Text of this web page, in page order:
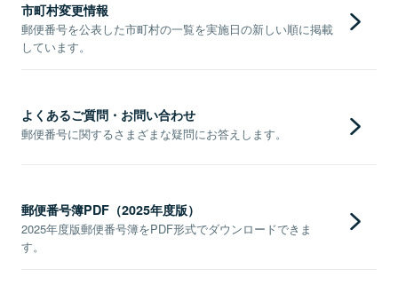
市町村変更情報
郵便番号を公表した市町村の一覧を実施日の新しい順に掲載
しています。
よくあるご質問・お問い合わせ
郵便番号に関するさまざまな疑問にお答えします。
郵便番号簿PDF（2025年度版）
2025年度版郵便番号簿をPDF形式でダウンロードできま
す。